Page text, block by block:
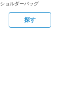
ショルダーバッグ
探す